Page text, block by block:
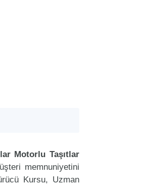
Motorlu Taşıtlar
memnuniyetini
Kursu, Uzman